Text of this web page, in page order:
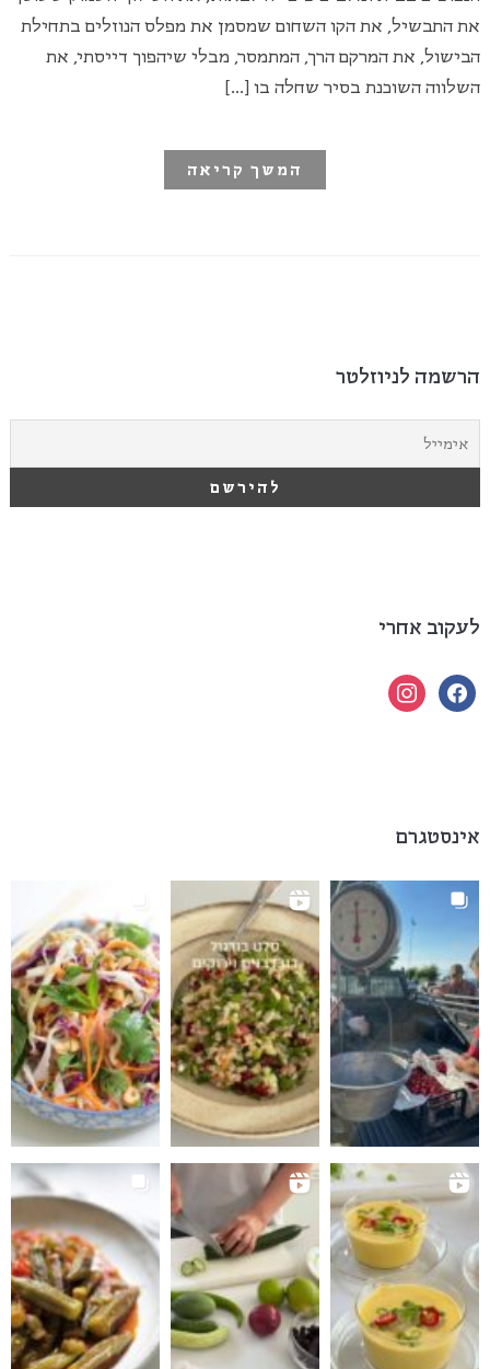
את התבשיל, את הקו השחום שמסמן את מפלס הנוזלים בתחילת
הבישול, את המרקם הרך, המתמסר, מבלי שיהפוך דייסתי, את
השלווה השוכנת בסיר שחלה בו […]
המשך קריאה
הרשמה לניוזלטר
לעקוב אחרי
facebook
instagram
אינסטגרם